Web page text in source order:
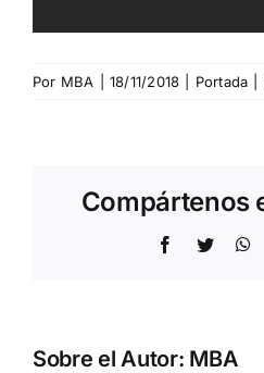
Por MBA 18/11/2018 Portada
Compártenos
Facebook
Twitter
Sobre el Autor: MBA